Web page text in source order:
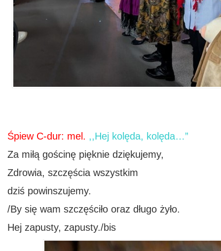
Śpiew C-dur: mel. ,,Hej kolęda, kolęda…”
Za miłą gościnę pięknie dziękujemy,
Zdrowia, szczęścia wszystkim
dziś powinszujemy.
/By się wam szczęściło oraz długo żyło.
Hej zapusty, zapusty./bis